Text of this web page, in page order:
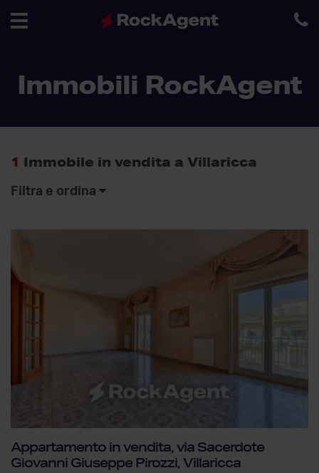
navigation
Immobili RockAgent
1 Immobile in vendita a Villaricca
Filtra e ordina
Appartamento in vendita, via Sacerdote
Giovanni Giuseppe Pirozzi, Villaricca